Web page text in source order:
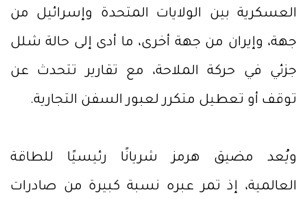
العسكرية بين الولايات المتحدة وإسرائيل من
جهة، وإيران من جهة أخرى، ما أدى إلى حالة شلل
جزئي في حركة الملاحة، مع تقارير تتحدث عن
توقف أو تعطيل متكرر لعبور السفن التجارية.
ويُعد مضيق هرمز شريانًا رئيسيًا للطاقة
العالمية، إذ تمر عبره نسبة كبيرة من صادرات